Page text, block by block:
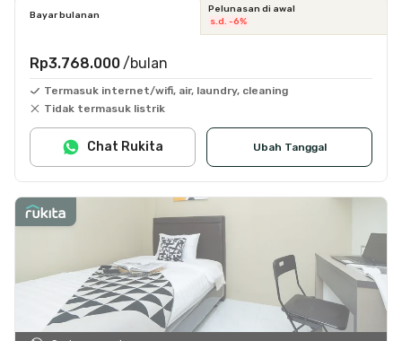
Bayar bulanan
Pelunasan di awal
s.d. -6%
Rp3.768.000 /bulan
Termasuk internet/wifi, air, laundry, cleaning
Tidak termasuk listrik
Ubah Tanggal
Chat Rukita